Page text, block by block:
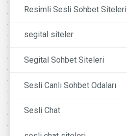
Resimli Sesli Sohbet Siteleri
segital siteler
Segital Sohbet Siteleri
Sesli Canlı Sohbet Odaları
Sesli Chat